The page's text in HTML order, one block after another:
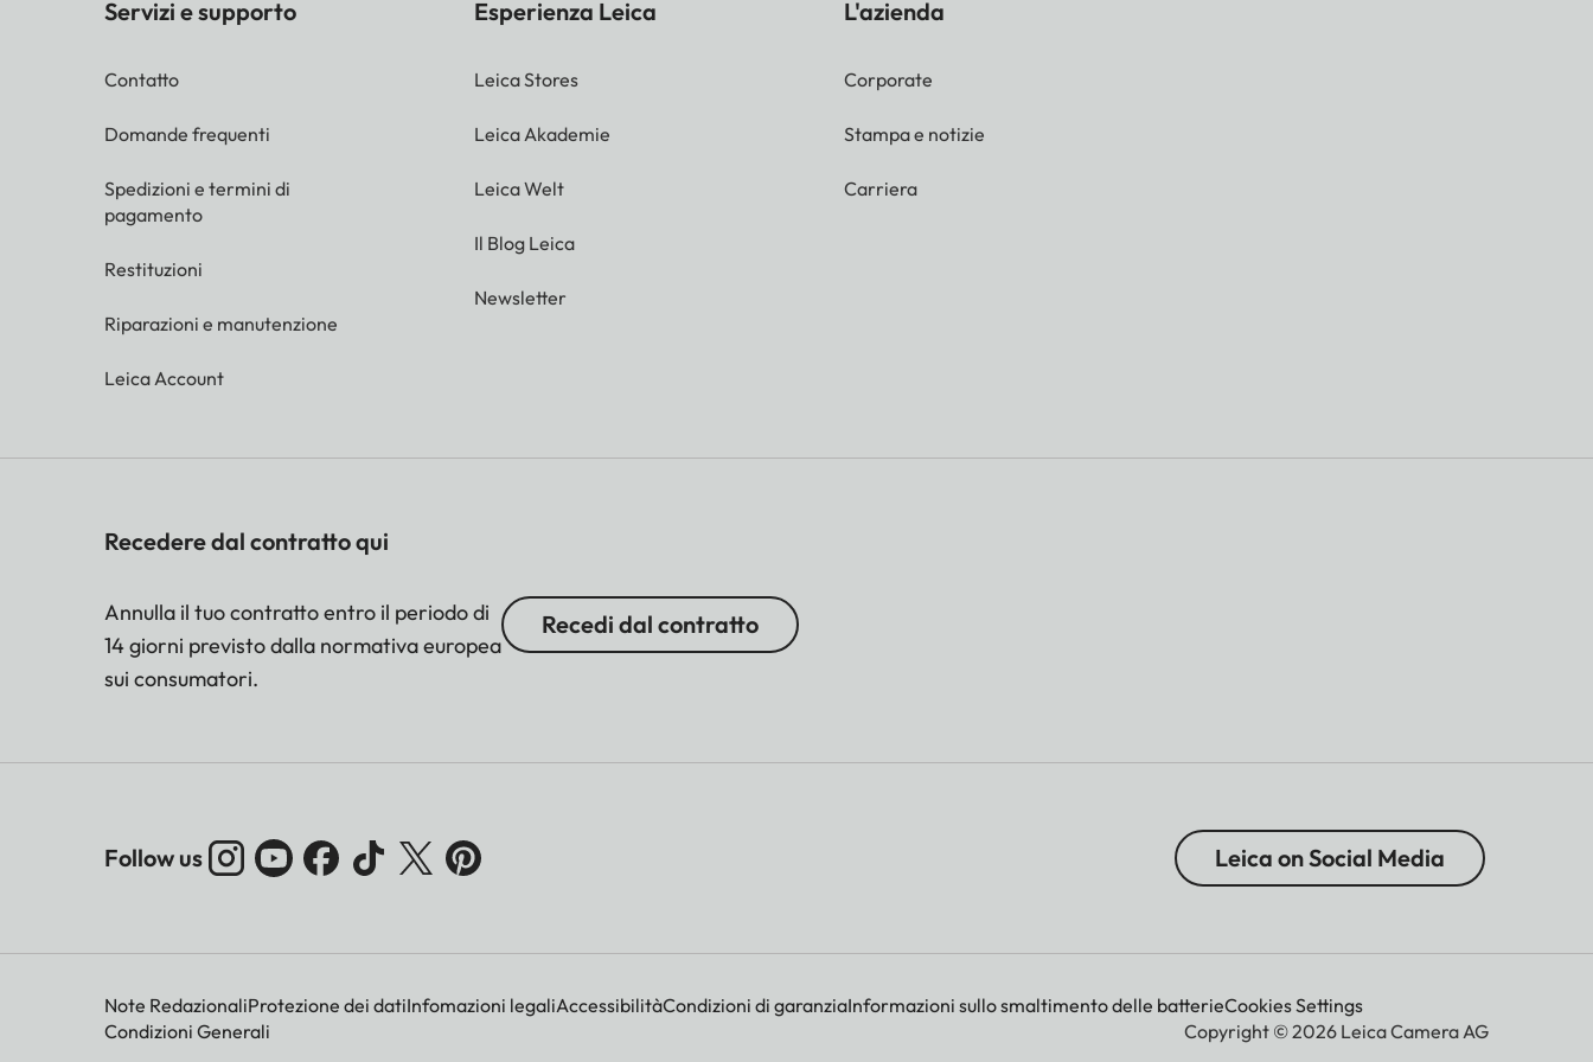
Servizi e supporto
Contatto
Domande frequenti
Spedizioni e termini di
pagamento
Restituzioni
Riparazioni e manutenzione
Leica Account
Esperienza Leica
Leica Stores
Leica Akademie
Leica Welt
Il Blog Leica
Newsletter
L'azienda
Corporate
Stampa e notizie
Carriera
Recedere dal contratto qui
Annulla il tuo contratto entro il periodo di
14 giorni previsto dalla normativa europea
sui consumatori.
Recedi dal contratto
Follow us Leica on Social Media
Note RedazionaliProtezione dei datiInfomazioni legaliAccessibilitàCondizioni di garanziaInformazioni sullo smaltimento delle batterieCookies Settings
Condizioni Generali
Copyright © 2026 Leica Camera AG